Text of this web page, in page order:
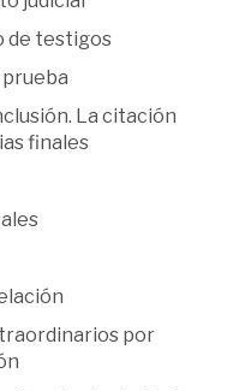
de testigos
prueba
La citación
finales
por